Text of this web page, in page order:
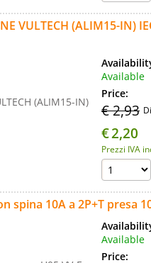
VULTECH (ALIM15-IN)
(ALIM15-IN)
Available
Price:
€ 2,93
€2,20
Prezzi IVA
spina 10A a 2P+T presa
Available
Price: